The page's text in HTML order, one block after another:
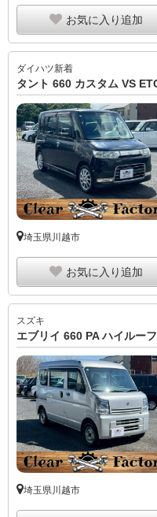
お気に入り追加
ダイハツ新着
タント 660 カスタム VS
埼玉県川越市
お気に入り追加
スズキ
エブリイ 660 PA ハイルー
埼玉県川越市